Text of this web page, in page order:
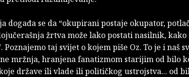
događa se da “okupirani postaje okupator,
žrtva može lako postati nasilnik, kako
Poznajemo taj svijet o kojem piše Oz. To je i naš
mržnja, hranjena fanatizmom starijim od bilo
države ili vlade ili političkog ustrojstva... od